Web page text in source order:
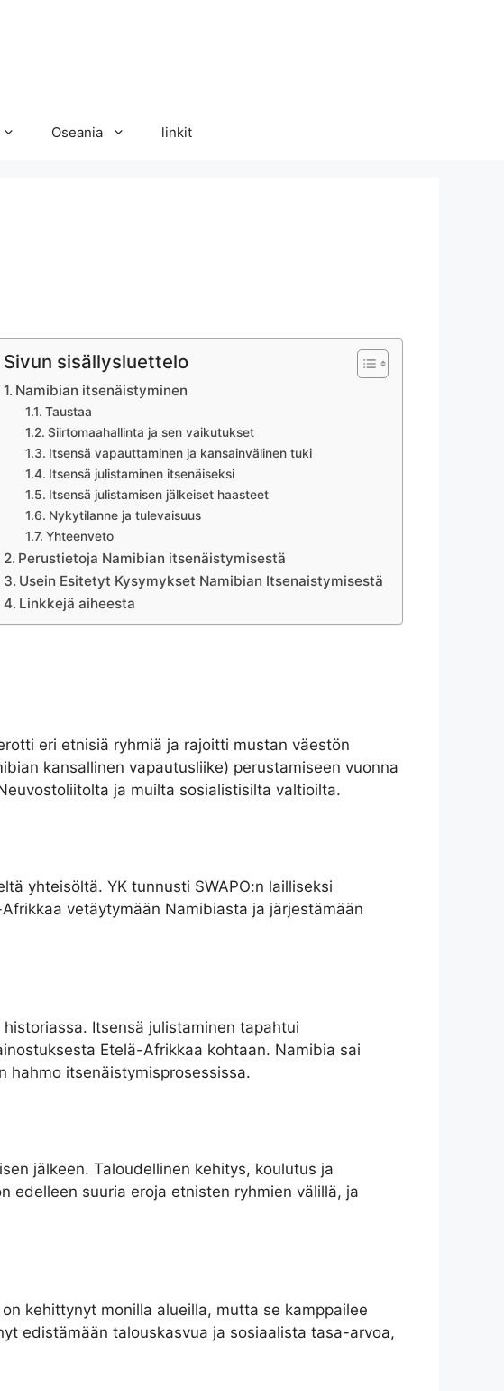
Oseania linkit
Sivun sisällysluettelo
Namibian itsenäistyminen
Taustaa
Siirtomaahallinta ja sen vaikutukset
Itsensä vapauttaminen ja kansainvälinen tuki
Itsensä julistaminen itsenäiseksi
Itsensä julistamisen jälkeiset haasteet
Nykytilanne ja tulevaisuus
Yhteenveto
Perustietoja Namibian itsenäistymisestä
Usein Esitetyt Kysymykset Namibian Itsenaistymisestä
Linkkejä aiheesta
eri etnisiä ryhmiä ja rajoitti mustan väestön
kansallinen vapautusliike) perustamiseen vuonna
ja muilta sosialistisilta valtioilta.
yhteisöltä. YK tunnusti SWAPO:n lailliseksi
vetäytymään Namibiasta ja järjestämään
Itsensä julistaminen tapahtui
Etelä-Afrikkaa kohtaan. Namibia sai
hahmo itsenäistymisprosessissa.
jälkeen. Taloudellinen kehitys, koulutus ja
edelleen suuria eroja etnisten ryhmien välillä, ja
kehittynyt monilla alueilla, mutta se kamppailee
edistämään talouskasvua ja sosiaalista tasa-arvoa,